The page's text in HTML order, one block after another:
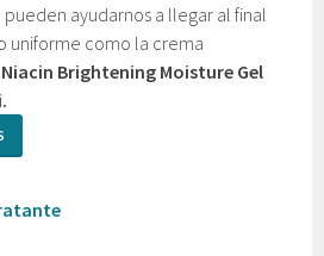
ayudarnos a llegar al final
uniforme como la crema
Niacin Brightening Moisture Gel